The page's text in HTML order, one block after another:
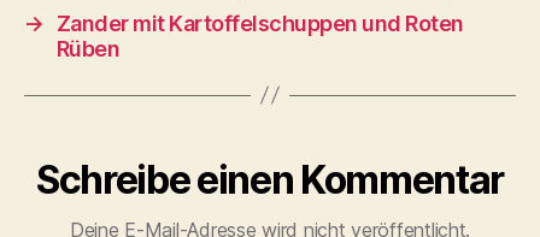
→
Zander mit Kartoffelschuppen und Roten
Rüben
Schreibe einen Kommentar
Deine E-Mail-Adresse wird nicht veröffentlicht.